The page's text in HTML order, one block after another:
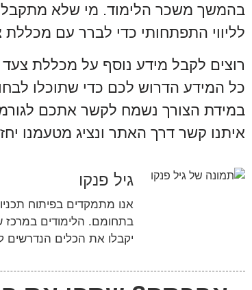
בהמשך משכר הלימוד. מי שלא מתקבל
לליווי התפתחותי כדי לברר עם
רוצים לקבל מידע נוסף על מכללת
כל המידע הדרוש לכם כדי שתוכלו
במידת הצורך נשמח לקשר אתכם
איתנו קשר דרך האתר ונציג מטעמנו
גיל פנקו
אנו מתמקדים בפיתוח
בתחומם. הלימודים במרכז
יקבלו את הכלים